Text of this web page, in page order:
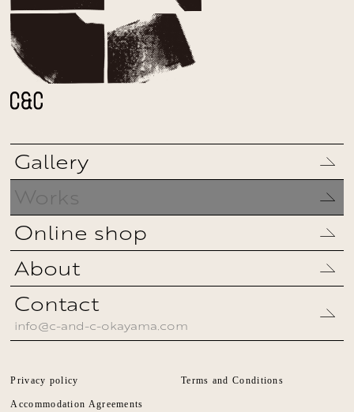
Gallery
Works
Online shop
About
Contact
info@c-and-c-okayama.com
Privacy policy Terms and Conditions
Accommodation Agreements